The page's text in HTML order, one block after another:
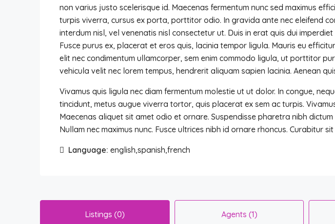
non varius justo scelerisque id. Maecenas fermentum nunc sed maximus
turpis viverra, cursus ex porta, porttitor odio. In gravida ante nec eleifend
interdum nisl, vel venenatis nisl consectetur ut. Duis in erat quis dui
Fusce purus ex, placerat et eros quis, lacinia tempor ligula. Mauris eu
elit nec condimentum ullamcorper, sem enim commodo ligula, ut porttitor
vehicula velit nec lorem tempus, hendrerit aliquam sapien lacinia. Aenean
Vivamus quis ligula nec diam fermentum molestie ut ut dolor. In congue,
tincidunt, metus augue viverra tortor, quis placerat ex sem ac turpis.
Maecenas aliquet sit amet odio et ornare. Suspendisse pharetra nibh
Nullam nec maximus nunc. Fusce ultrices nibh id ornare rhoncus. Curabitur
Language: english,spanish,french
Listings (0) Agents (1)